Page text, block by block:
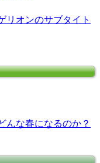
リオンのサブタイト
んな春になるのか？